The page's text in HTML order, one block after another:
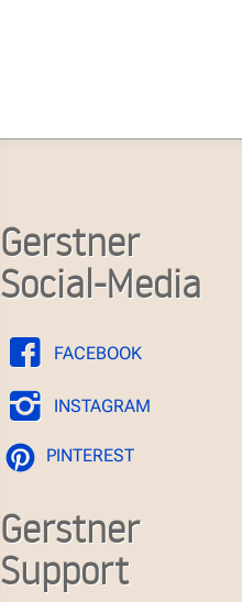
Gerstner
Social-Media
FACEBOOK
INSTAGRAM
PINTEREST
Gerstner
Support